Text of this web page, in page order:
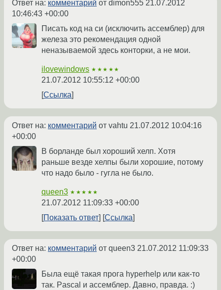
Ответ на: комментарий от dimon555 21.07.2012
10:46:43 +00:00
Писать код на си (исключить ассемблер) для
железа это рекомендация одной
неназываемой здесь конторки, а не мои.
ilovewindows ★★★★★
21.07.2012 10:55:12 +00:00
Ссылка
Ответ на: комментарий от vahtu 21.07.2012 10:04:16
+00:00
В борланде был хороший хелп. Хотя
раньше везде хелпы были хорошие, потому
что надо было - гугла не было.
queen3 ★★★★★
21.07.2012 11:09:33 +00:00
Показать ответ
Ссылка
Ответ на: комментарий от queen3 21.07.2012 11:09:33
+00:00
Была ещё такая прога hyperhelp или как-то
так. Pascal и ассемблер. Давно, правда. :)